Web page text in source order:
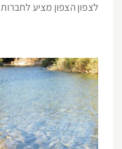
לצפון הצפון מציע לחברות